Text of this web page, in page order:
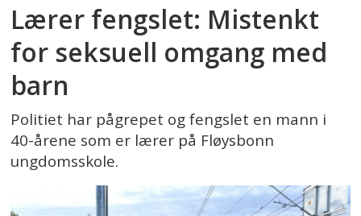
Lærer fengslet: Mistenkt
for seksuell omgang med
barn
Politiet har pågrepet og fengslet en mann i
40-årene som er lærer på Fløysbonn
ungdomsskole.